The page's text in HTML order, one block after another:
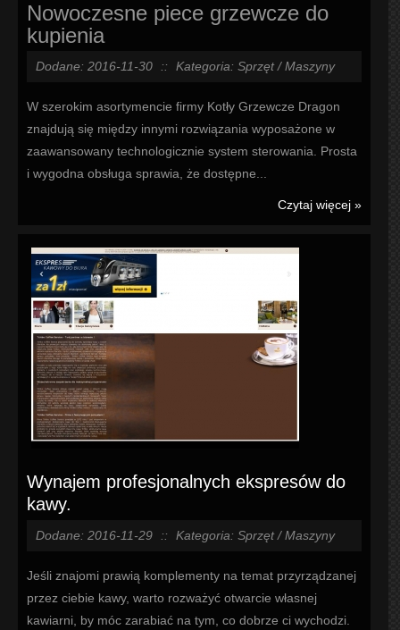
Nowoczesne piece grzewcze do
kupienia
Dodane: 2016-11-30 :: Kategoria: Sprzęt / Maszyny
W szerokim asortymencie firmy Kotły Grzewcze Dragon
znajdują się między innymi rozwiązania wyposażone w
zaawansowany technologicznie system sterowania. Prosta
i wygodna obsługa sprawia, że dostępne...
Czytaj więcej »
Wynajem profesjonalnych ekspresów do
kawy.
Dodane: 2016-11-29 :: Kategoria: Sprzęt / Maszyny
Jeśli znajomi prawią komplementy na temat przyrządzanej
przez ciebie kawy, warto rozważyć otwarcie własnej
kawiarni, by móc zarabiać na tym, co dobrze ci wychodzi.